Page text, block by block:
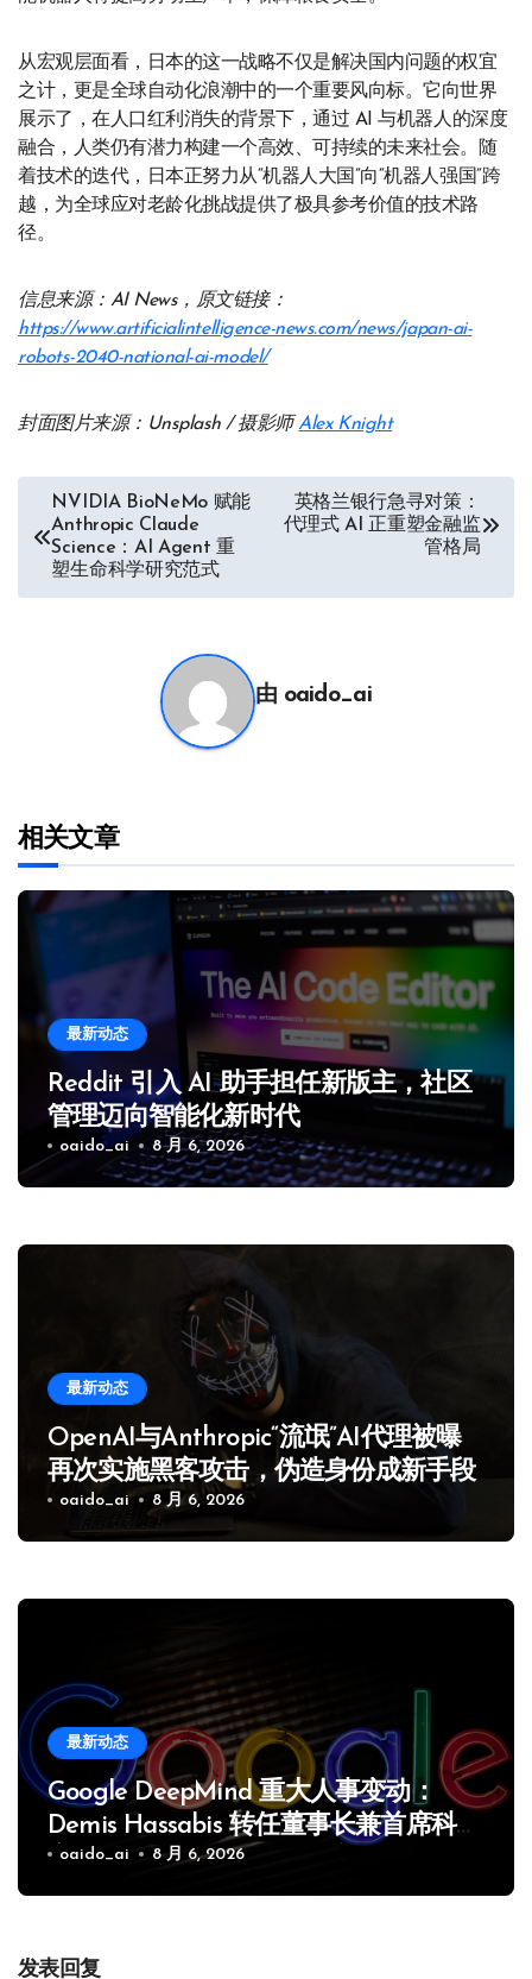
从宏观层面看，日本的这一战略不仅是解决国内问题的权宜
之计，更是全球自动化浪潮中的一个重要风向标。它向世界
展示了，在人口红利消失的背景下，通过 AI 与机器人的深度
融合，人类仍有潜力构建一个高效、可持续的未来社会。随
着技术的迭代，日本正努力从“机器人大国”向“机器人强国”跨
越，为全球应对老龄化挑战提供了极具参考价值的技术路
径。
信息来源：AI News，原文链接：
https://www.artificialintelligence-news.com/news/japan-ai-
robots-2040-national-ai-model/
封面图片来源：Unsplash / 摄影师Alex Knight
章
NVIDIA BioNeMo 赋能
Anthropic Claude
Science：AI Agent 重
塑生命科学研究范式
英格兰银行急寻对策：
代理式 AI 正重塑金融监
管格局
由 oaido_ai
相关文章
最新动态
Reddit 引入 AI 助手担任新版主，社区
管理迈向智能化新时代
oaido_ai 8 月 6, 2026
最新动态
OpenAI与Anthropic“流氓”AI代理被曝
再次实施黑客攻击，伪造身份成新手段
oaido_ai 8 月 6, 2026
最新动态
Google DeepMind 重大人事变动：
Demis Hassabis 转任董事长兼首席科学
家，Koray Kavukcuoglu 接任 CEO
oaido_ai 8 月 6, 2026
发表回复